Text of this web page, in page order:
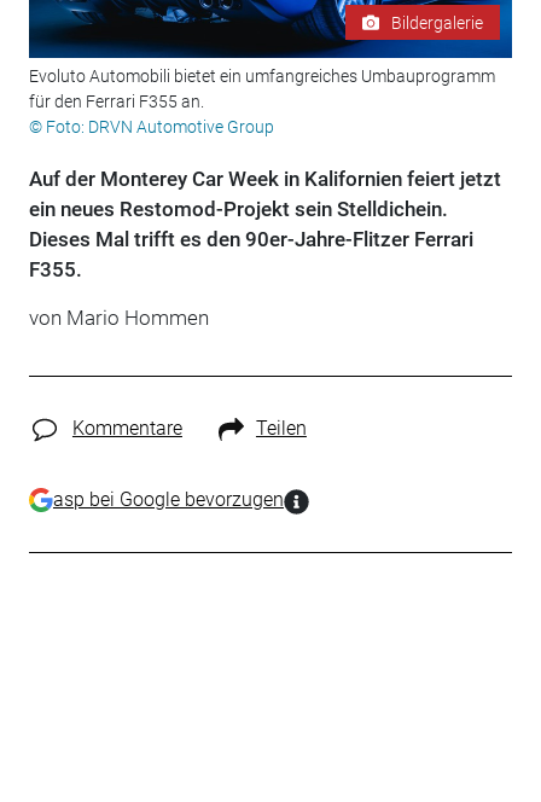
Bildergalerie
Evoluto Automobili bietet ein umfangreiches Umbauprogramm
für den Ferrari F355 an.
© Foto: DRVN Automotive Group
Auf der Monterey Car Week in Kalifornien feiert jetzt
ein neues Restomod-Projekt sein Stelldichein.
Dieses Mal trifft es den 90er-Jahre-Flitzer Ferrari
F355.
von Mario Hommen
Kommentare Teilen
asp bei Google bevorzugen